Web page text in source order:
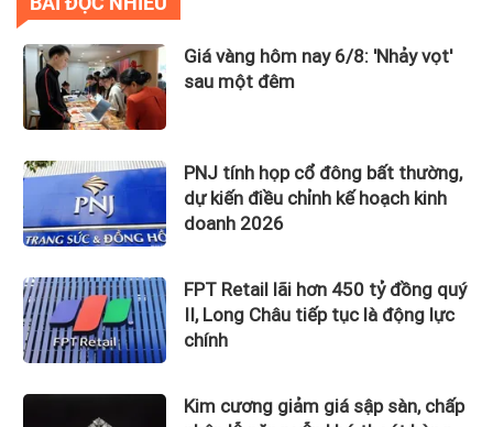
Giá vàng hôm nay 6/8: 'Nhảy vọt'
sau một đêm
PNJ tính họp cổ đông bất thường,
dự kiến điều chỉnh kế hoạch kinh
doanh 2026
FPT Retail lãi hơn 450 tỷ đồng quý
II, Long Châu tiếp tục là động lực
chính
Kim cương giảm giá sập sàn, chấp